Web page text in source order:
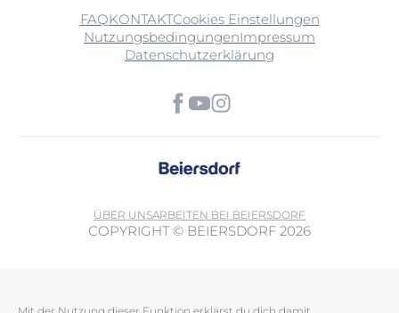
FAQKONTAKTCookies Einstellungen
NutzungsbedingungenImpressum
Datenschutzerklärung
ÜBER UNSARBEITEN BEI BEIERSDORF
COPYRIGHT © BEIERSDORF 2026